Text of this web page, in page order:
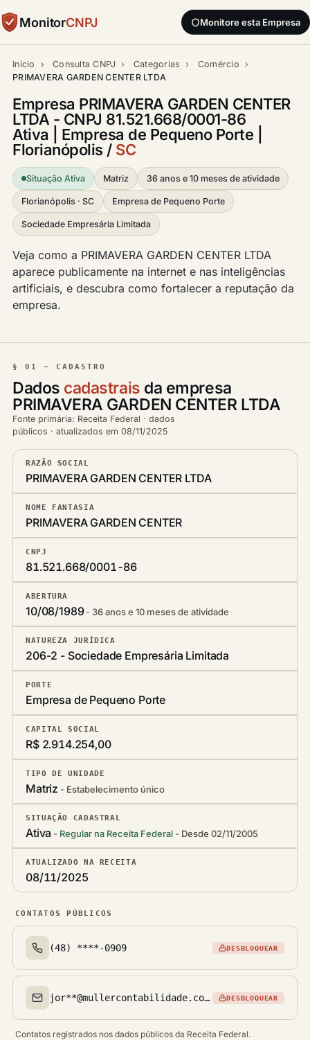
MonitorCNPJ Monitore esta Empresa
Início › Consulta CNPJ › Categorias › Comércio ›
PRIMAVERA GARDEN CENTER LTDA
Empresa PRIMAVERA GARDEN CENTER
LTDA - CNPJ 81.521.668/0001-86
Ativa | Empresa de Pequeno Porte |
Florianópolis / SC
Situação Ativa Matriz 36 anos e 10 meses de atividade
Florianópolis · SC Empresa de Pequeno Porte
Sociedade Empresária Limitada
Veja como a PRIMAVERA GARDEN CENTER LTDA
aparece publicamente na internet e nas inteligências
artificiais, e descubra como fortalecer a reputação da
empresa.
§ 01 — CADASTRO
Dados cadastrais da empresa
PRIMAVERA GARDEN CENTER LTDA
Fonte primária: Receita Federal · dados
públicos · atualizados em 08/11/2025
RAZÃO SOCIAL
PRIMAVERA GARDEN CENTER LTDA
NOME FANTASIA
PRIMAVERA GARDEN CENTER
CNPJ
81.521.668/0001-86
ABERTURA
10/08/1989 36 anos e 10 meses de atividade
NATUREZA JURÍDICA
206-2 - Sociedade Empresária Limitada
PORTE
Empresa de Pequeno Porte
CAPITAL SOCIAL
R$ 2.914.254,00
TIPO DE UNIDADE
Matriz Estabelecimento único
SITUAÇÃO CADASTRAL
Ativa Regular na Receita Federal Desde 02/11/2005
ATUALIZADO NA RECEITA
08/11/2025
CONTATOS PÚBLICOS
Telefone(s)
(48) ****-0909 DESBLOQUEAR
Email(s)
jor**@mullercontabilidade.com.br DESBLOQUEAR
Contatos registrados nos dados públicos da Receita Federal.